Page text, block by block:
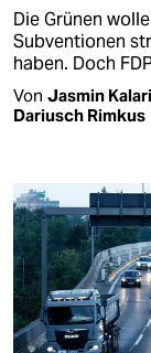
Die Grünen
Subventionen
haben. Doch
Von Jasmin
Dariusch Rimkus